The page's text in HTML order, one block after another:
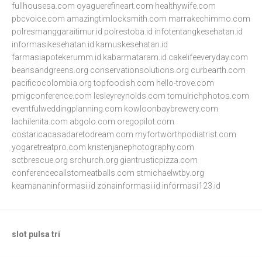
fullhousesa.com oyaguerefineart.com healthywife.com
pbcvoice.com amazingtimlocksmith.com marrakechimmo.com
polresmanggaraitimur.id polrestoba.id infotentangkesehatan.id
informasikesehatan.id kamuskesehatan.id
farmasiapotekerumm.id kabarmataram.id cakelifeeveryday.com
beansandgreens.org conservationsolutions.org curbearth.com
pacificocolombia.org topfoodish.com hello-trove.com
pmigconference.com lesleyreynolds.com tomulrichphotos.com
eventfulweddingplanning.com kowloonbaybrewery.com
lachilenita.com abgolo.com oregopilot.com
costaricacasadaretodream.com myfortworthpodiatrist.com
yogaretreatpro.com kristenjanephotography.com
sctbrescue.org srchurch.org giantrusticpizza.com
conferencecallstomeatballs.com stmichaelwtby.org
keamananinformasi.id zonainformasi.id informasi123.id
slot pulsa tri